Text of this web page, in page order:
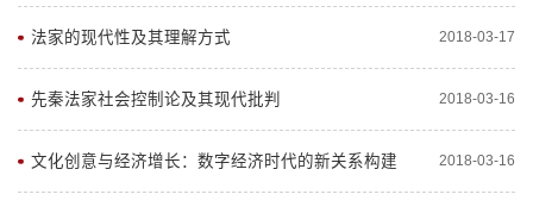
法家的现代性及其理解方式 2018-03-17
先秦法家社会控制论及其现代批判 2018-03-16
文化创意与经济增长：数字经济时代的新关系构建 2018-03-16